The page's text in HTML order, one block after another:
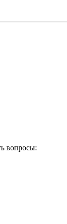
вопросы: